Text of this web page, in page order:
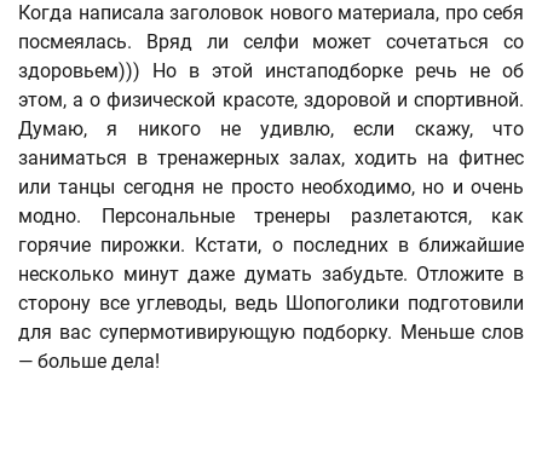
Когда написала заголовок нового материала, про себя
посмеялась. Вряд ли селфи может сочетаться со
здоровьем))) Но в этой инстаподборке речь не об
этом, а о физической красоте, здоровой и спортивной.
Думаю, я никого не удивлю, если скажу, что
заниматься в тренажерных залах, ходить на фитнес
или танцы сегодня не просто необходимо, но и очень
модно. Персональные тренеры разлетаются, как
горячие пирожки. Кстати, о последних в ближайшие
несколько минут даже думать забудьте. Отложите в
сторону все углеводы, ведь Шопоголики подготовили
для вас супермотивирующую подборку. Меньше слов
— больше дела!